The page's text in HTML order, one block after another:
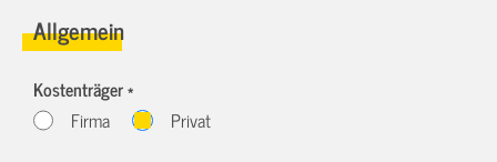
Allgemein
Kostenträger *
Firma
Privat